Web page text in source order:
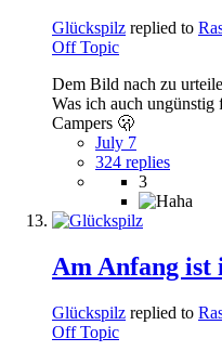
Glückspilz replied to
Off Topic
Dem Bild nach zu
Was ich auch ungünstig
Campers 🫢
July 7
324 replies
3
Am Anfang ist
Glückspilz replied to
Off Topic